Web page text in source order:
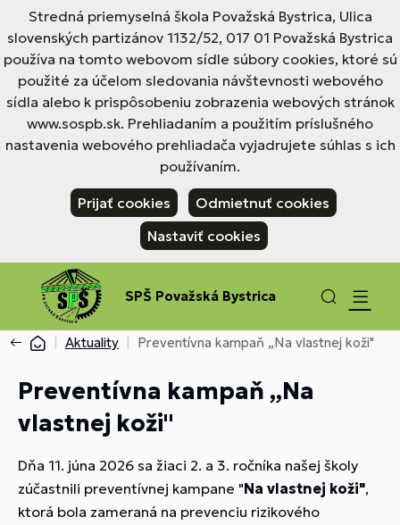
Stredná priemyselná škola Považská Bystrica, Ulica
slovenských partizánov 1132/52, 017 01 Považská Bystrica
používa na tomto webovom sídle súbory cookies, ktoré sú
použité za účelom sledovania návštevnosti webového
sídla alebo k prispôsobeniu zobrazenia webových stránok
www.sospb.sk. Prehliadaním a použitím príslušného
nastavenia webového prehliadača vyjadrujete súhlas s ich
používaním.
Prijať cookies
Odmietnuť cookies
Nastaviť cookies
SPŠ Považská Bystrica
Aktuality Preventívna kampaň „Na vlastnej koži"
Preventívna kampaň „Na
vlastnej koži"
Dňa 11. júna 2026 sa žiaci 2. a 3. ročníka našej školy
zúčastnili preventívnej kampane "Na vlastnej koži",
ktorá bola zameraná na prevenciu rizikového